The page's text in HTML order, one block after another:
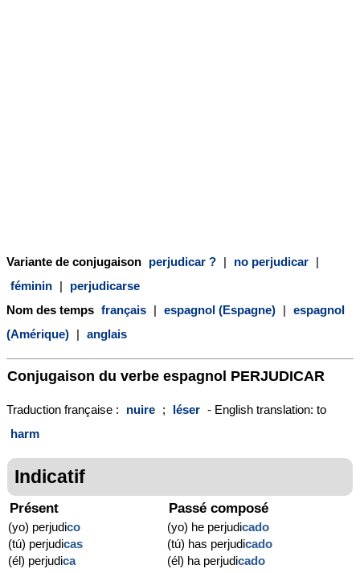
Variante de conjugaison perjudicar ? | no perjudicar |
féminin |
perjudicarse
Nom des temps français | espagnol (Espagne) | espagnol
(Amérique) | anglais
Conjugaison du verbe espagnol PERJUDICAR
Traduction française : nuire ; léser - English translation: to
harm
Indicatif
Présent
(yo) perjudico
(tú) perjudicas
(él) perjudica
Passé composé
(yo) he perjudicado
(tú) has perjudicado
(él) ha perjudicado